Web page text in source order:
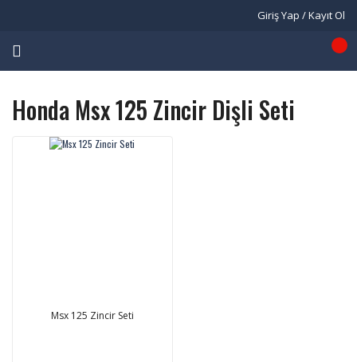
Giriş Yap / Kayıt Ol
Honda Msx 125 Zincir Dişli Seti
Msx 125 Zincir Seti